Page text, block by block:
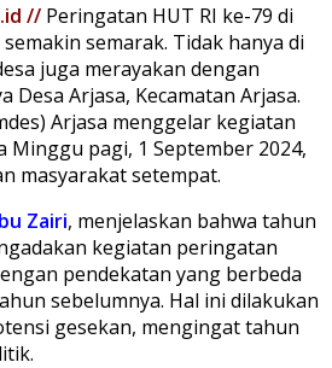
// Peringatan HUT RI ke-79 di
semarak. Tidak hanya di
juga merayakan dengan
Desa Arjasa, Kecamatan Arjasa.
Arjasa menggelar kegiatan
Minggu pagi, 1 September 2024,
masyarakat setempat.
Zairi, menjelaskan bahwa tahun
kegiatan peringatan
pendekatan yang berbeda
sebelumnya. Hal ini dilakukan
gesekan, mengingat tahun